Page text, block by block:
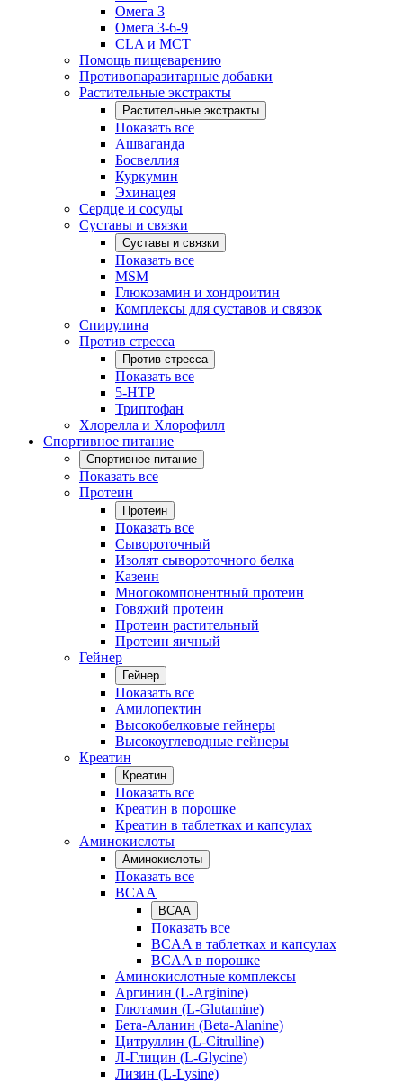
Омега 3
Омега 3-6-9
CLA и MCT
Помощь пищеварению
Противопаразитарные добавки
Растительные экстракты
Растительные экстракты
Показать все
Ашваганда
Босвеллия
Куркумин
Эхинацея
Сердце и сосуды
Суставы и связки
Суставы и связки
Показать все
MSM
Глюкозамин и хондроитин
Комплексы для суставов и связок
Спирулина
Против стресса
Против стресса
Показать все
5-HTP
Триптофан
Хлорелла и Хлорофилл
Спортивное питание
Спортивное питание
Показать все
Протеин
Протеин
Показать все
Сывороточный
Изолят сывороточного белка
Казеин
Многокомпонентный протеин
Говяжий протеин
Протеин растительный
Протеин яичный
Гейнер
Гейнер
Показать все
Амилопектин
Высокобелковые гейнеры
Высокоуглеводные гейнеры
Креатин
Креатин
Показать все
Креатин в порошке
Креатин в таблетках и капсулах
Аминокислоты
Аминокислоты
Показать все
BCAA
BCAA
Показать все
BCAA в таблетках и капсулах
BCAA в порошке
Аминокислотные комплексы
Аргинин (L-Arginine)
Глютамин (L-Glutamine)
Бета-Аланин (Beta-Alanine)
Цитруллин (L-Citrulline)
Л-Глицин (L-Glycine)
Лизин (L-Lysine)